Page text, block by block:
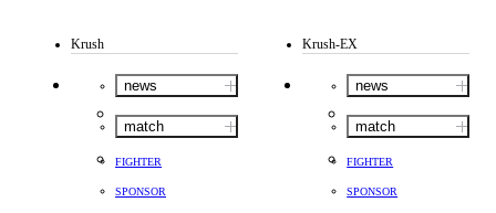
Krush
news
match
FIGHTER
SPONSOR
Krush-EX
news
match
FIGHTER
SPONSOR